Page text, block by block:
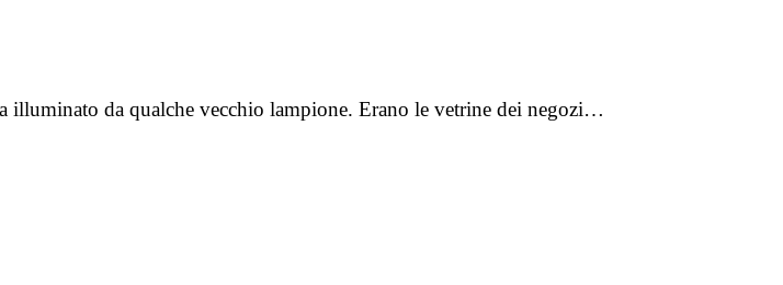
illuminato da qualche vecchio lampione. Erano le vetrine dei negozi…